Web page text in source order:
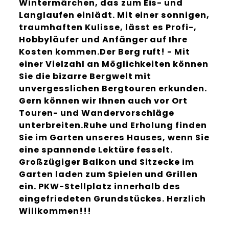
Wintermärchen, das zum Eis- und
Langlaufen einlädt. Mit einer sonnigen,
traumhaften Kulisse, lässt es Profi-,
Hobbyläufer und Anfänger auf Ihre
Kosten kommen.Der Berg ruft! - Mit
einer Vielzahl an Möglichkeiten können
Sie die bizarre Bergwelt mit
unvergesslichen Bergtouren erkunden.
Gern können wir Ihnen auch vor Ort
Touren- und Wandervorschläge
unterbreiten.Ruhe und Erholung finden
Sie im Garten unseres Hauses, wenn Sie
eine spannende Lektüre fesselt.
Großzügiger Balkon und Sitzecke im
Garten laden zum Spielen und Grillen
ein. PKW-Stellplatz innerhalb des
eingefriedeten Grundstückes. Herzlich
Willkommen!!!